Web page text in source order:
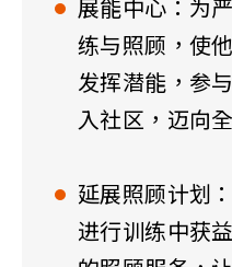
展能中心：为
练与照顾，使
发挥潜能，参
入社区，迈向
延展照顾计划
进行训练中获